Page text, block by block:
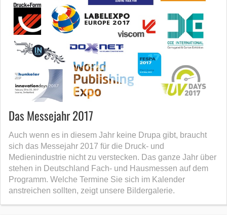
Das Messejahr 2017
Auch wenn es in diesem Jahr keine Drupa gibt, braucht
sich das Messejahr 2017 für die Druck- und
Medienindustrie nicht zu verstecken. Das ganze Jahr über
stehen in Deutschland Fach- und Hausmessen auf dem
Programm. Welche Termine Sie sich im Kalender
anstreichen sollten, zeigt unsere Bildergalerie.